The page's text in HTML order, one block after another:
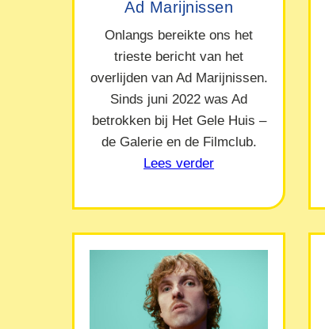
Ad Marijnissen
Onlangs bereikte ons het
trieste bericht van het
overlijden van Ad Marijnissen.
Sinds juni 2022 was Ad
betrokken bij Het Gele Huis –
de Galerie en de Filmclub.
Lees verder